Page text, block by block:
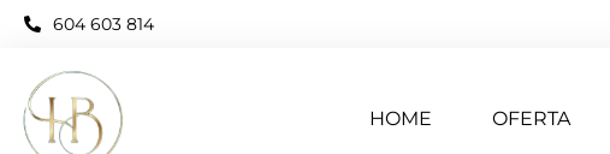
604 603 814
HOME OFERTA